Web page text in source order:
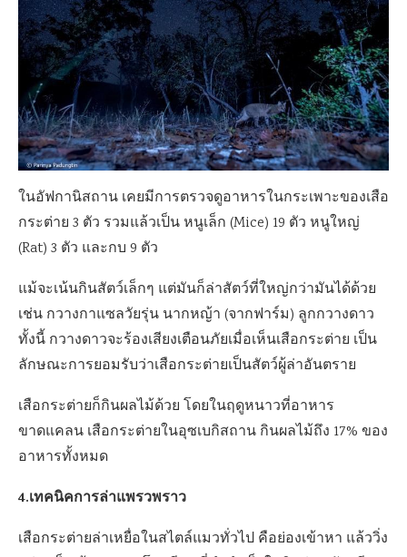
ในอัฟกานิสถาน เคยมีการตรวจดูอาหารในกระเพาะของเสือ
กระต่าย 3 ตัว รวมแล้วเป็น หนูเล็ก (Mice) 19 ตัว หนูใหญ่
(Rat) 3 ตัว และกบ 9 ตัว
แม้จะเน้นกินสัตว์เล็กๆ แต่มันก็ล่าสัตว์ที่ใหญ่กว่ามันได้ด้วย
เช่น กวางกาแซลวัยรุ่น นากหญ้า (จากฟาร์ม) ลูกกวางดาว
ทั้งนี้ กวางดาวจะร้องเสียงเตือนภัยเมื่อเห็นเสือกระต่าย เป็น
ลักษณะการยอมรับว่าเสือกระต่ายเป็นสัตว์ผู้ล่าอันตราย
เสือกระต่ายก็กินผลไม้ด้วย โดยในฤดูหนาวที่อาหาร
ขาดแคลน เสือกระต่ายในอุซเบกิสถาน กินผลไม้ถึง 17% ของ
อาหารทั้งหมด
4.เทคนิคการล่าแพรวพราว
เสือกระต่ายล่าเหยื่อในสไตล์แมวทั่วไป คือย่องเข้าหา แล้ววิ่ง